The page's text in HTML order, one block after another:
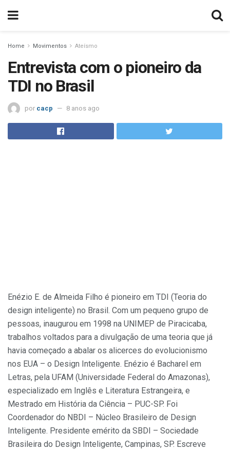
Home Movimentos Ateísmo
Entrevista com o pioneiro da
TDI no Brasil
por cacp 8 anos ago
Enézio E. de Almeida Filho é pioneiro em TDI (Teoria do
design inteligente) no Brasil. Com um pequeno grupo de
pessoas, inaugurou em 1998 na UNIMEP de Piracicaba,
trabalhos voltados para a divulgação de uma teoria que já
havia começado a abalar os alicerces do evolucionismo
nos EUA – o Design Inteligente. Enézio é Bacharel em
Letras, pela UFAM (Universidade Federal do Amazonas),
especializado em Inglês e Literatura Estrangeira, e
Mestrado em História da Ciência – PUC-SP. Foi
Coordenador do NBDI – Núcleo Brasileiro de Design
Inteligente. Presidente emérito da SBDI – Sociedade
Brasileira do Design Inteligente, Campinas, SP. Escreve